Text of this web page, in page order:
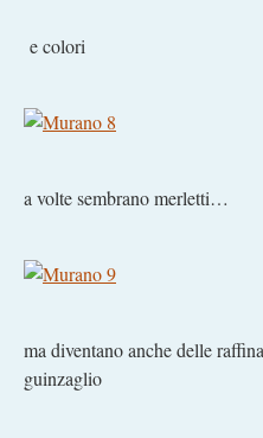
e colori
a volte sembrano merletti…
ma diventano anche delle
guinzaglio